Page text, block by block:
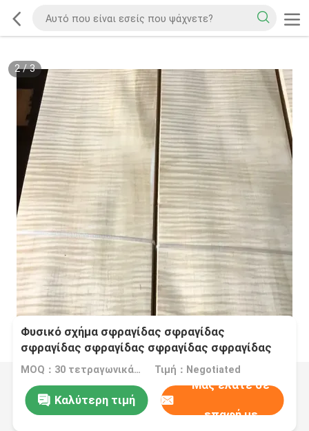
2/3
Φυσικό σχήμα σφραγίδας σφραγίδας
σφραγίδας σφραγίδας σφραγίδας σφραγίδας
σφραγίδας σφραγίδαςMOQ：30 τετραγωνικά μέτρα Τιμή：Negotiated
Καλύτερη τιμή
Μας ελάτε σε
επαφή με